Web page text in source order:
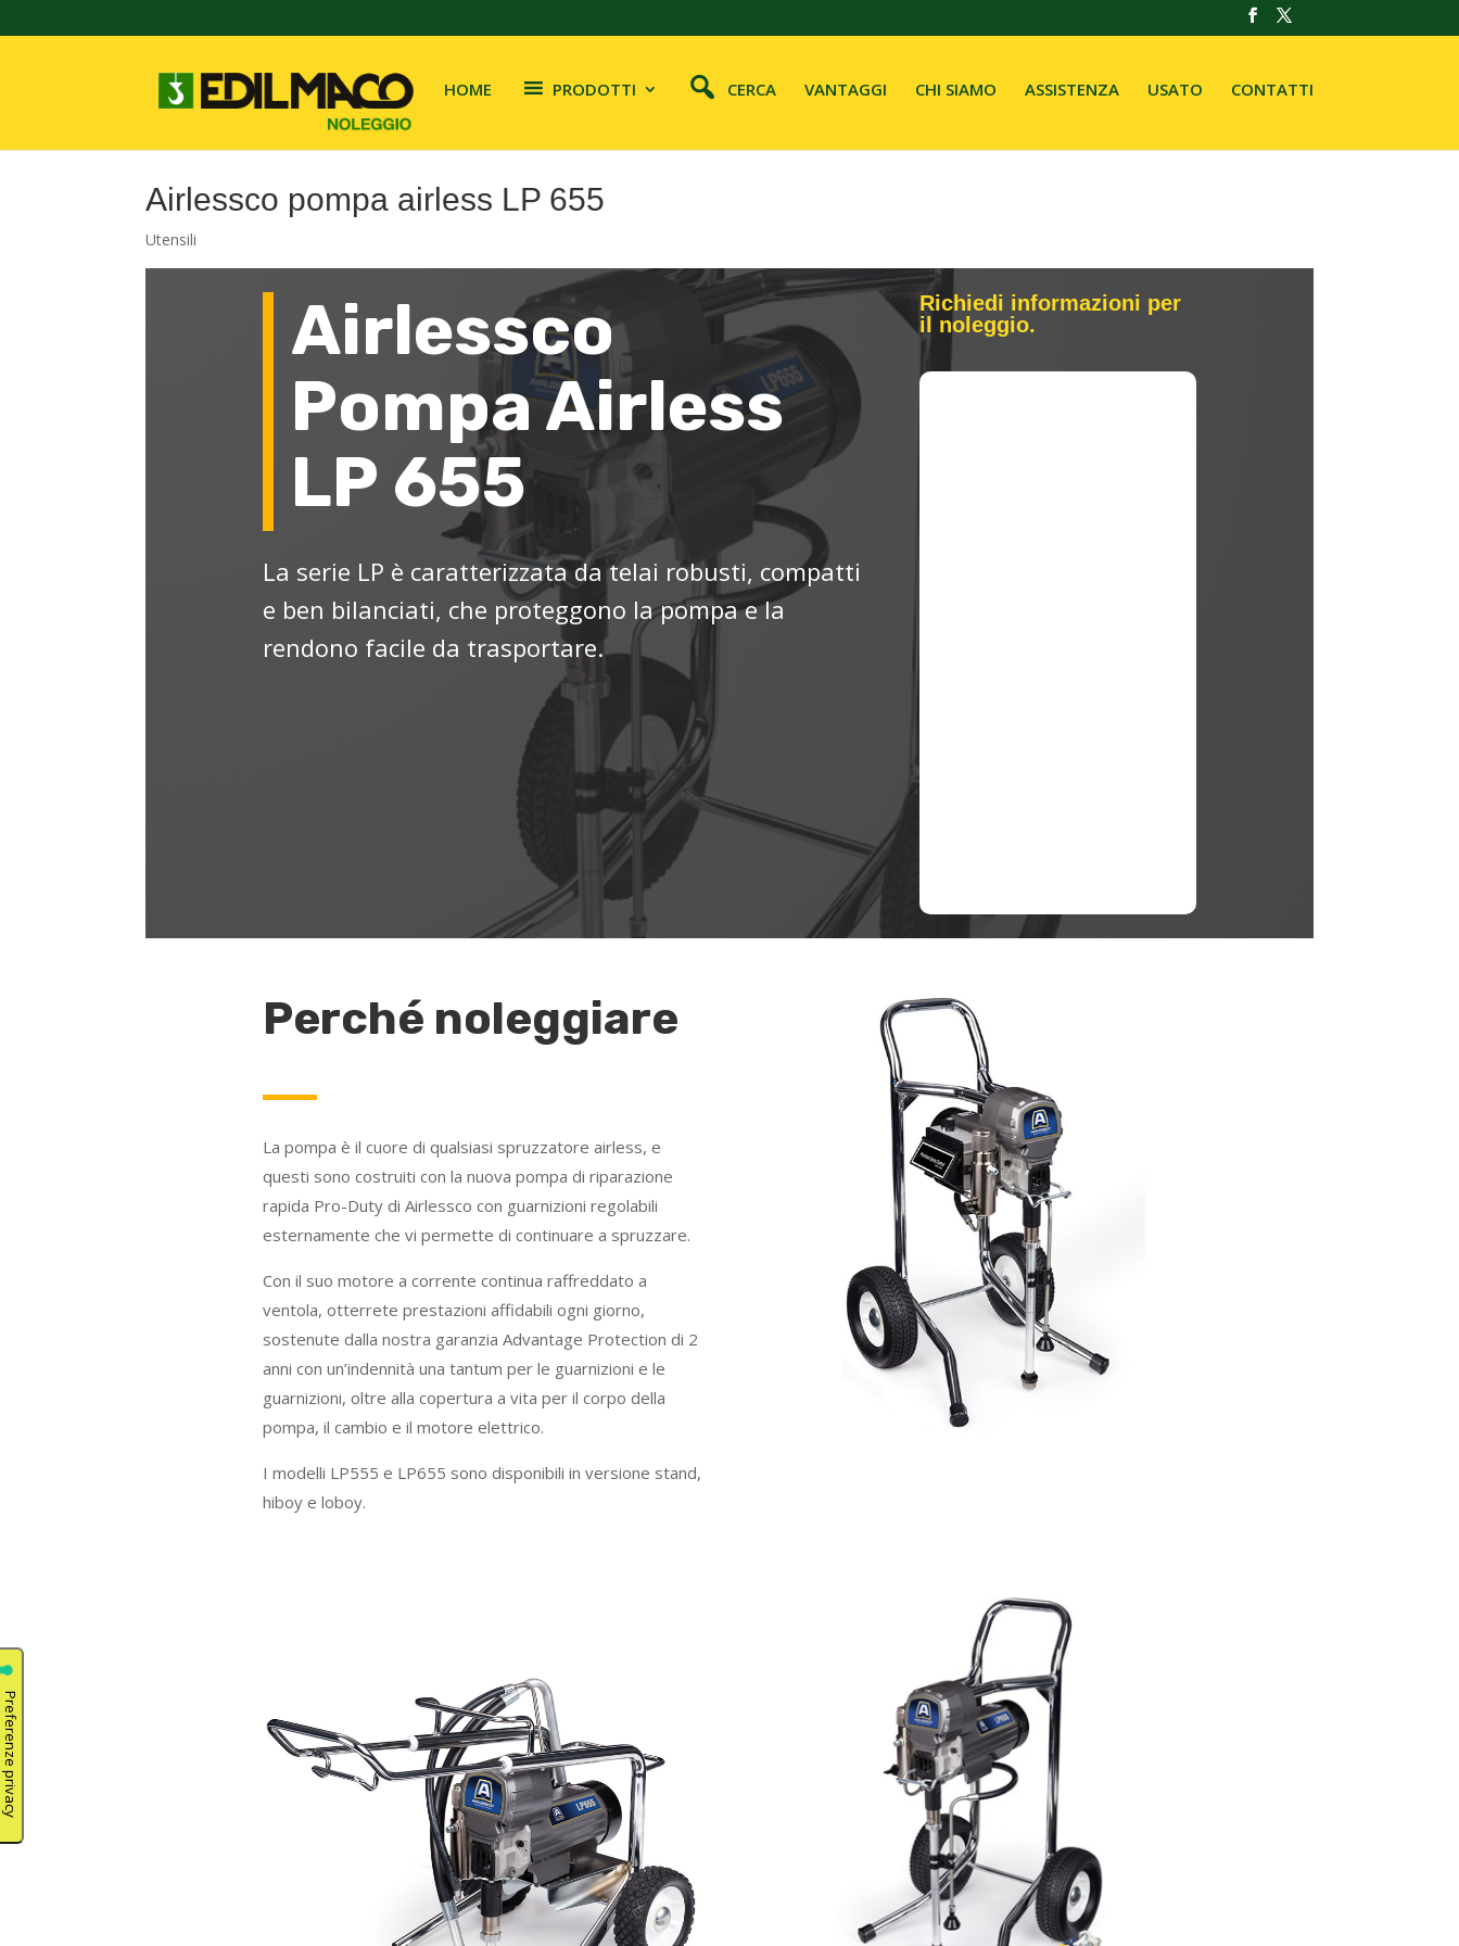
HOME PRODOTTI CERCA VANTAGGI CHI SIAMO ASSISTENZA USATO CONTATTI
Airlessco pompa airless LP 655
Utensili
Airlessco
Pompa Airless
LP 655
La serie LP è caratterizzata da telai robusti, compatti
e ben bilanciati, che proteggono la pompa e la
rendono facile da trasportare.
Richiedi informazioni per
il noleggio.
Perché noleggiare
La pompa è il cuore di qualsiasi spruzzatore airless, e
questi sono costruiti con la nuova pompa di riparazione
rapida Pro-Duty di Airlessco con guarnizioni regolabili
esternamente che vi permette di continuare a spruzzare.
Con il suo motore a corrente continua raffreddato a
ventola, otterrete prestazioni affidabili ogni giorno,
sostenute dalla nostra garanzia Advantage Protection di 2
anni con un’indennità una tantum per le guarnizioni e le
guarnizioni, oltre alla copertura a vita per il corpo della
pompa, il cambio e il motore elettrico.
I modelli LP555 e LP655 sono disponibili in versione stand,
hiboy e loboy.